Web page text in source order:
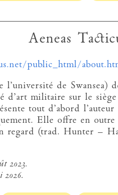
Aeneas
public_html/
l’université de Swansea)
d’art militaire sur le
tout d’abord
Elle offre en
regard (trad. Hunter –
2023.
2026.